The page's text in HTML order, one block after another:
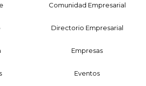
Comunidad Empresarial
Directorio Empresarial
Empresas
Eventos